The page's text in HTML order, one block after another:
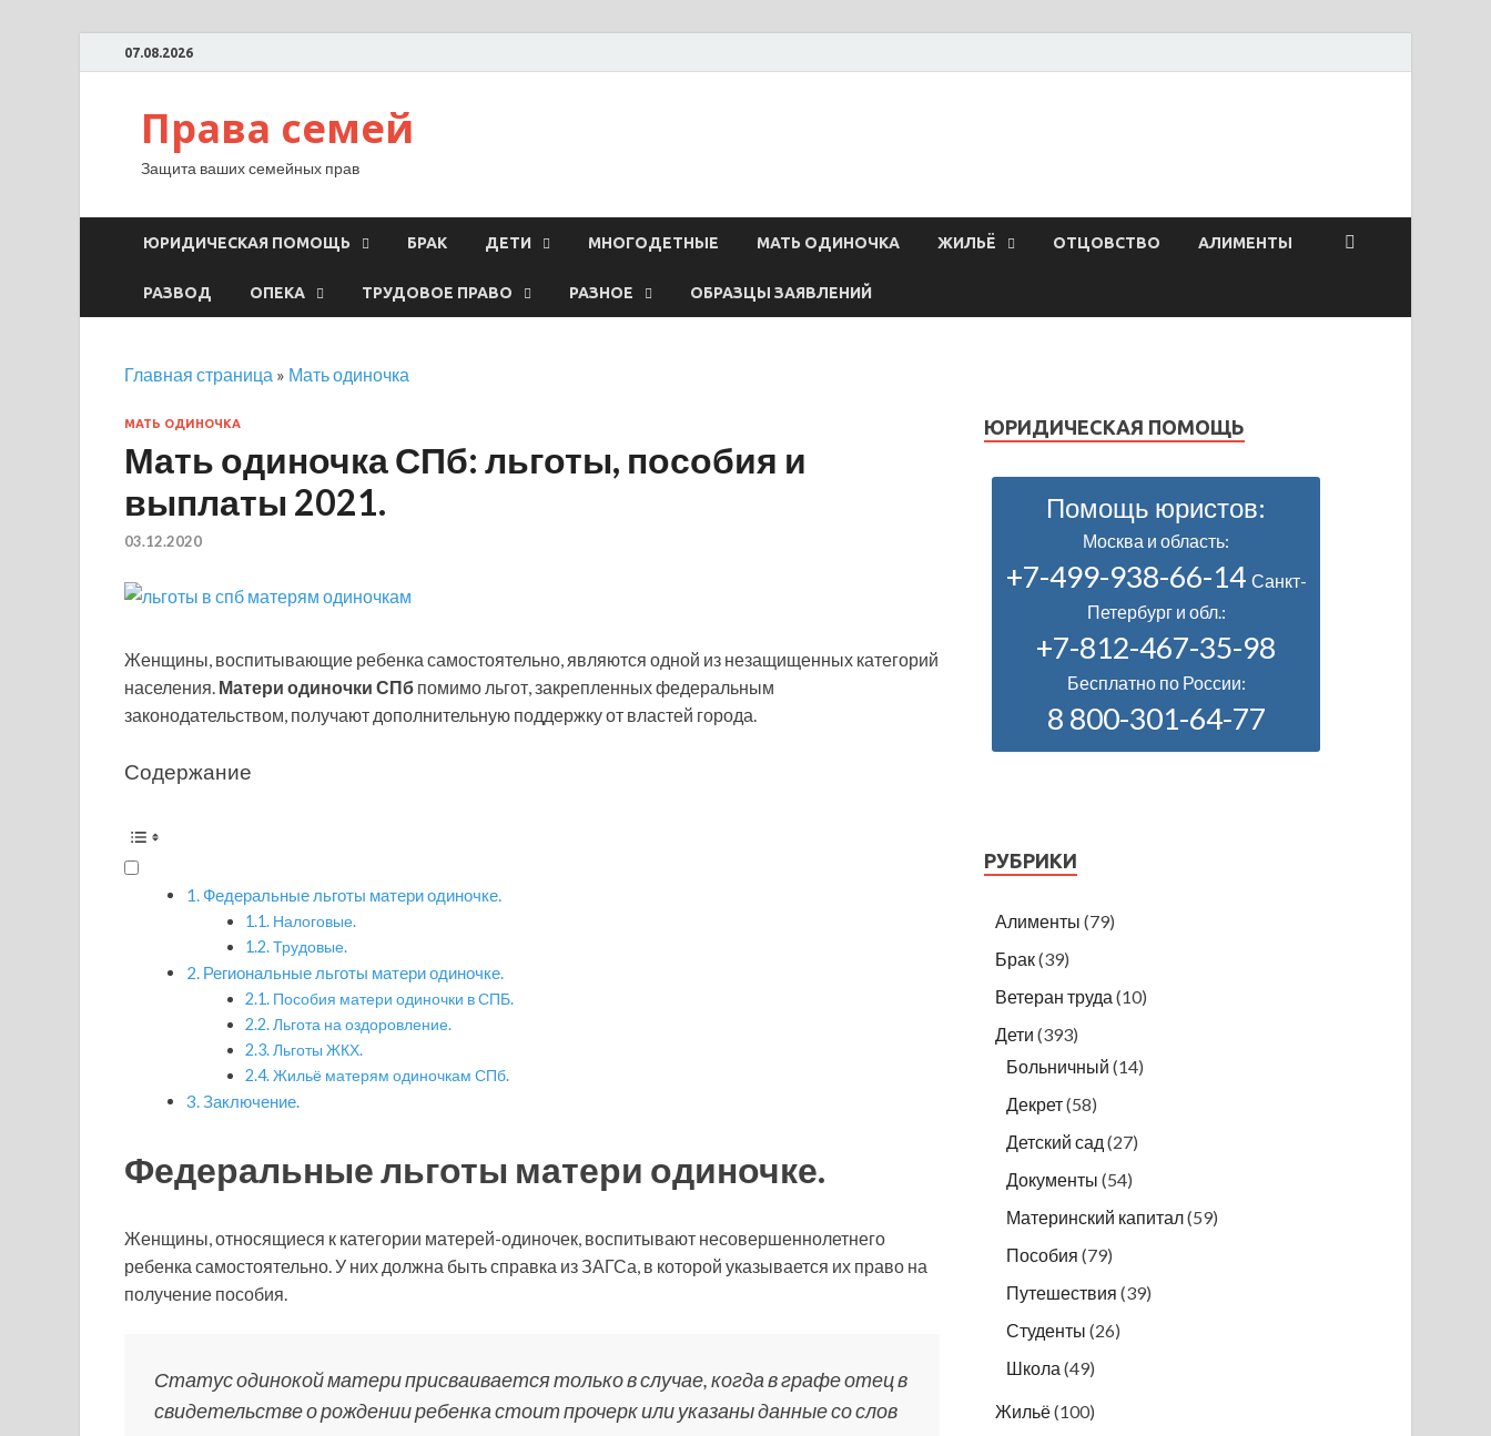
07.08.2026
Права семей
Защита ваших семейных прав
ЮРИДИЧЕСКАЯ ПОМОЩЬ БРАК ДЕТИ МНОГОДЕТНЫЕ МАТЬ ОДИНОЧКА ЖИЛЬЁ ОТЦОВСТВО АЛИМЕНТЫ
РАЗВОД ОПЕКА ТРУДОВОЕ ПРАВО РАЗНОЕ ОБРАЗЦЫ ЗАЯВЛЕНИЙ
Главная страница » Мать одиночка
МАТЬ ОДИНОЧКА
Мать одиночка СПб: льготы, пособия и
выплаты 2021.
03.12.2020
Женщины, воспитывающие ребенка самостоятельно, являются одной из незащищенных категорий
населения. Матери одиночки СПб помимо льгот, закрепленных федеральным
законодательством, получают дополнительную поддержку от властей города.
Содержание
Федеральные льготы матери одиночке.
Налоговые.
Трудовые.
Региональные льготы матери одиночке.
Пособия матери одиночки в СПБ.
Льгота на оздоровление.
Льготы ЖКХ.
Жильё матерям одиночкам СПб.
Заключение.
Федеральные льготы матери одиночке.
Женщины, относящиеся к категории матерей-одиночек, воспитывают несовершеннолетнего
ребенка самостоятельно. У них должна быть справка из ЗАГСа, в которой указывается их право на
получение пособия.
Статус одинокой матери присваивается только в случае, когда в графе отец в
свидетельстве о рождении ребенка стоит прочерк или указаны данные со слов
ЮРИДИЧЕСКАЯ ПОМОЩЬ
Помощь юристов:
Москва и область:
+7-499-938-66-14 Санкт-
Петербург и обл.:
+7-812-467-35-98
Бесплатно по России:
8 800-301-64-77
РУБРИКИ
Алименты (79)
Брак(39)
Ветеран труда (10)
Дети (393)
Больничный (14)
Декрет(58)
Детский сад (27)
Документы (54)
Материнский капитал(59)
Пособия (79)
Путешествия (39)
Студенты (26)
Школа (49)
Жильё(100)